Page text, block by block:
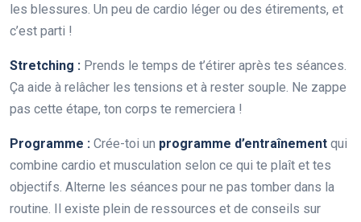
les blessures. Un peu de cardio léger ou des étirements, et
c’est parti !
Stretching : Prends le temps de t’étirer après tes séances.
Ça aide à relâcher les tensions et à rester souple. Ne zappe
pas cette étape, ton corps te remerciera !
Programme : Crée-toi un programme d’entraînement qui
combine cardio et musculation selon ce qui te plaît et tes
objectifs. Alterne les séances pour ne pas tomber dans la
routine. Il existe plein de ressources et de conseils sur